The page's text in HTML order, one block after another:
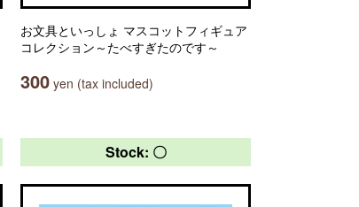
お文具といっしょ マスコットフィギュア
コレクション～たべすぎたのです～
300 yen (tax included)
Stock: 〇